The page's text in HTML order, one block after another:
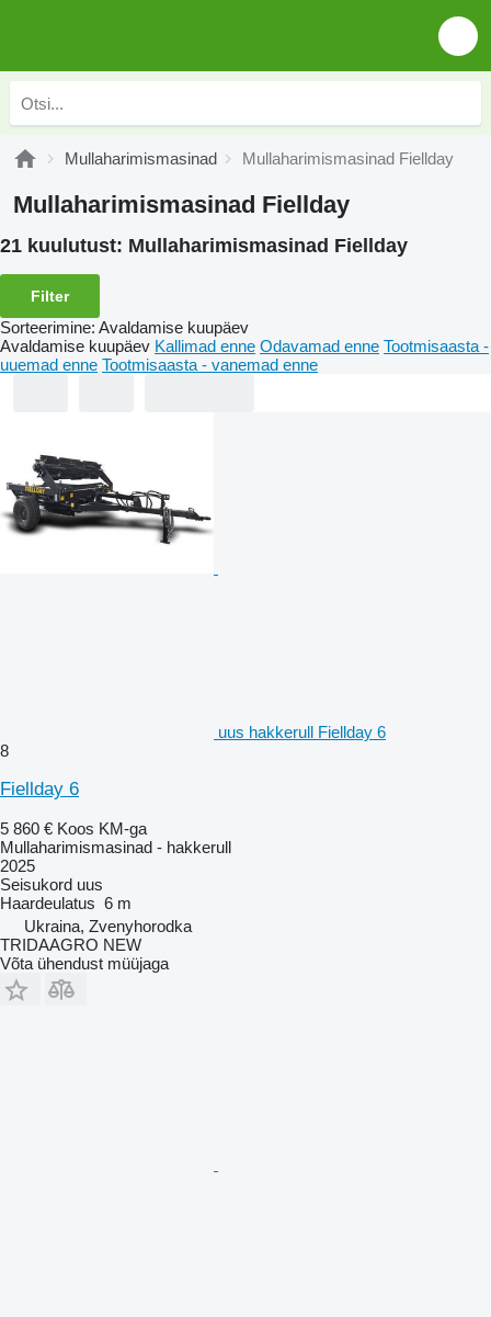
Mullaharimismasinad Mullaharimismasinad Fiellday
Mullaharimismasinad Fiellday
21 kuulutust: Mullaharimismasinad Fiellday
Filter
Sorteerimine: Avaldamise kuupäev
Avaldamise kuupäev Kallimad enne Odavamad enne Tootmisaasta -
uuemad enne Tootmisaasta - vanemad enne
uus hakkerull Fiellday 6
8
Fiellday 6
5 860 € Koos KM-ga
Mullaharimismasinad - hakkerull
2025
Seisukord uus
Haardeulatus 6 m
Ukraina, Zvenyhorodka
TRIDAAGRO NEW
Võta ühendust müüjaga